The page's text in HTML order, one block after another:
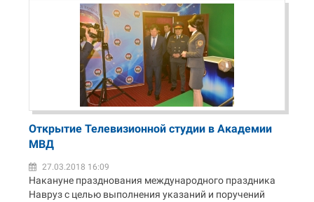
Открытие Телевизионной студии в Академии
МВД
27.03.2018 16:09
Накануне празднования международного праздника
Навруз с целью выполнения указаний и поручений